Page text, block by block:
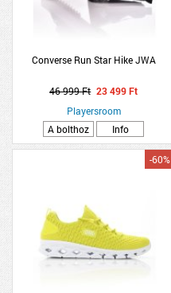
Converse Run Star Hike JWA
46 999 Ft 23 499 Ft
Playersroom
A bolthoz
Info
-60%